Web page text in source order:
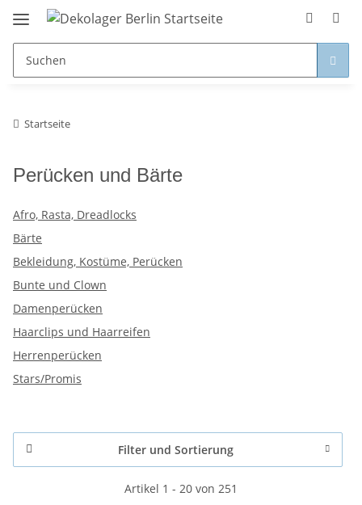
Startseite
Perücken und Bärte
Afro, Rasta, Dreadlocks
Bärte
Bekleidung, Kostüme, Perücken
Bunte und Clown
Damenperücken
Haarclips und Haarreifen
Herrenperücken
Stars/Promis
Filter und Sortierung
Artikel 1 - 20 von 251